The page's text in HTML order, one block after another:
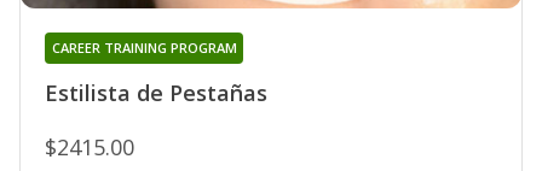
Estilista de Pestañas
CAREER TRAINING PROGRAM
$2415.00